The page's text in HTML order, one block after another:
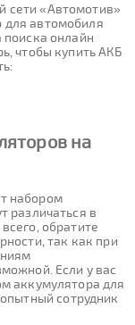
сети «Автомотив»
автомобиля
онлайн
чтобы купить АКБ
на
набором
различаться в
обратите
так как при
Если у вас
аккумулятора для
сотрудник